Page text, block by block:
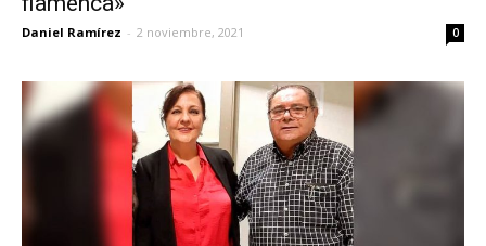
Daniel Ramírez - 2 noviembre, 2021 0